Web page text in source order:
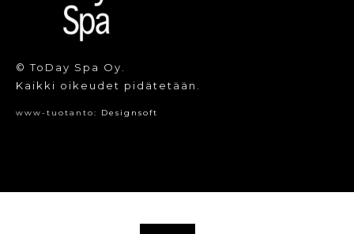
© ToDay Spa Oy.
Kaikki oikeudet pidätetään.
www-tuotanto: Designsoft